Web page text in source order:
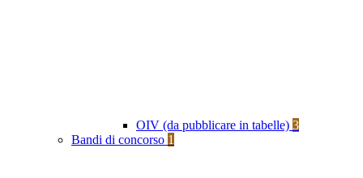
OIV (da pubblicare in tabelle) 3
Bandi di concorso 1